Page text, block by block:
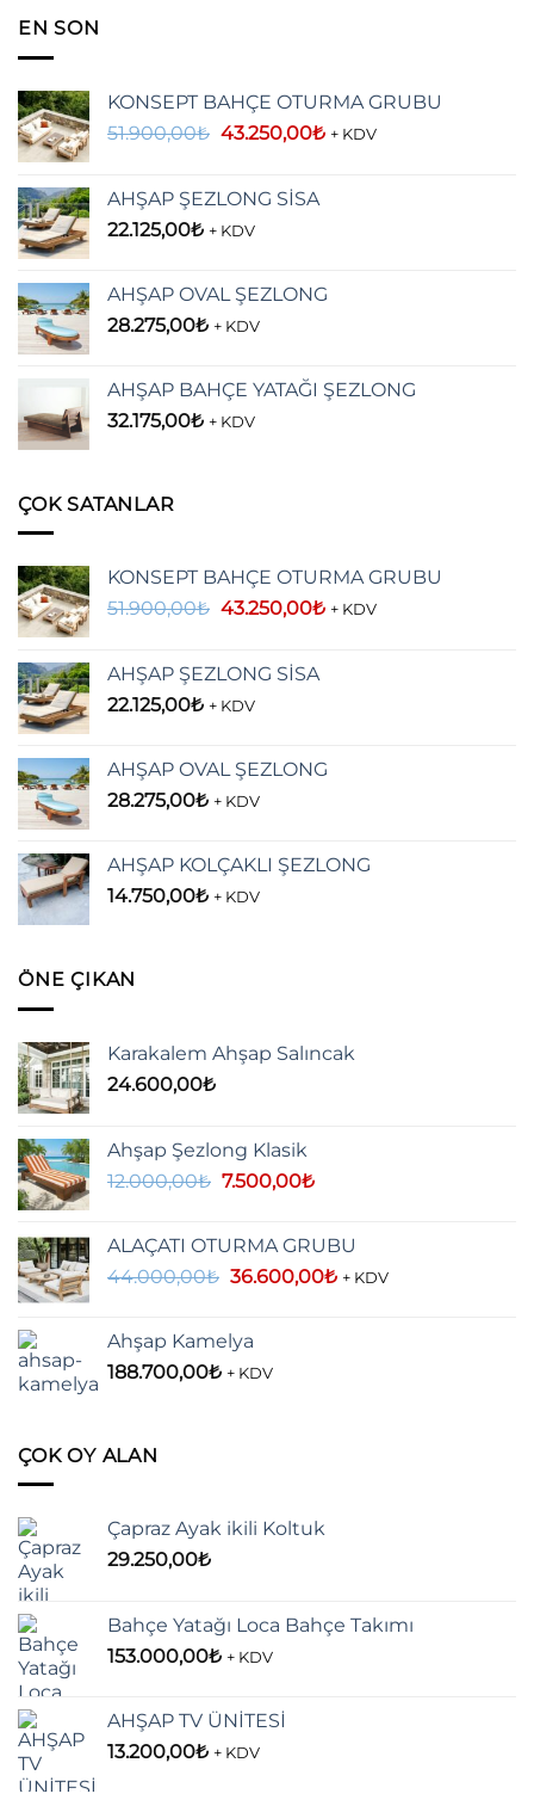
EN SON
KONSEPT BAHÇE OTURMA GRUBU
51.900,00₺ Orijinal
43.250,00₺Şu
+ KDV
AHŞAP ŞEZLONG SİSA
22.125,00₺ + KDV
AHŞAP OVAL ŞEZLONG
28.275,00₺ + KDV
AHŞAP BAHÇE YATAĞI ŞEZLONG
32.175,00₺ + KDV
ÇOK SATANLAR
KONSEPT BAHÇE OTURMA GRUBU
51.900,00₺ Orijinal
43.250,00₺Şu
+ KDV
AHŞAP ŞEZLONG SİSA
22.125,00₺ + KDV
AHŞAP OVAL ŞEZLONG
28.275,00₺ + KDV
AHŞAP KOLÇAKLI ŞEZLONG
14.750,00₺ + KDV
ÖNE ÇIKAN
Karakalem Ahşap Salıncak
24.600,00₺
Ahşap Şezlong Klasik
12.000,00₺ Orijinal
7.500,00₺Şu
7.500,00₺.
ALAÇATI OTURMA GRUBU
44.000,00₺ Orijinal
36.600,00₺Şu
+ KDV
Ahşap Kamelya
188.700,00₺ + KDV
ÇOK OY ALAN
Çapraz Ayak ikili Koltuk
29.250,00₺
Bahçe Yatağı Loca Bahçe Takımı
153.000,00₺ + KDV
AHŞAP TV ÜNİTESİ
13.200,00₺ + KDV